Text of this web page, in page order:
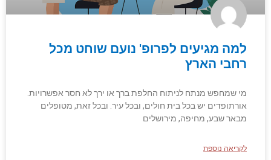
למה מגיעים לפרופ' נועם שוחט מכל
רחבי הארץ
מי שמחפש מנתח לניתוח החלפת ברך או ירך לא חסר אפשרויות.
אורתופדים יש בכל בית חולים, ובכל עיר. ובכל זאת, מטופלים
מבאר שבע, מחיפה, מירושלים
לקריאה נוספת